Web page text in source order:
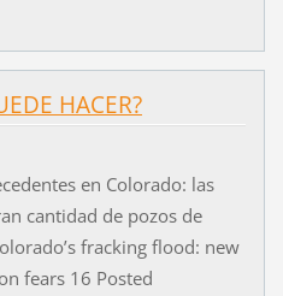
HACER?
en Colorado: las
cantidad de pozos de
fracking flood: new
fears 16 Posted